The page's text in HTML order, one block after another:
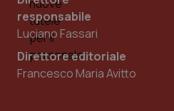
responsabile
Luciano Fassari
Direttore editoriale
Francesco Maria Avitto
_ga_KM60CM4NPH